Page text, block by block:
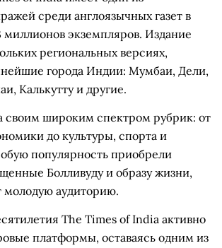
среди англоязычных газет в
экземпляров. Издание
региональных версиях,
города Индии: Мумбаи, Дели,
Калькутту и другие.
своим широким спектром рубрик: от
до культуры, спорта и
популярность приобрели
Болливуду и образу жизни,
молодую аудиторию.
The Times of India активно
платформы, оставаясь одним из